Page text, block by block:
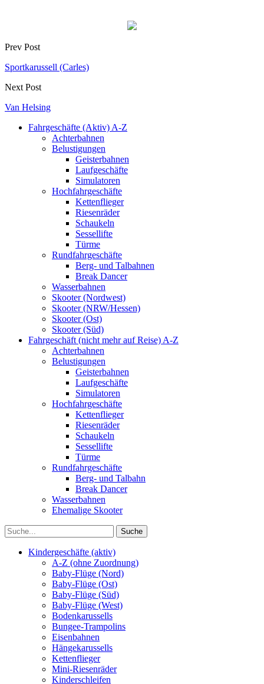
Prev Post
Sportkarussell (Carles)
Next Post
Van Helsing
Fahrgeschäfte (Aktiv) A-Z
Achterbahnen
Belustigungen
Geisterbahnen
Laufgeschäfte
Simulatoren
Hochfahrgeschäfte
Kettenflieger
Riesenräder
Schaukeln
Sessellifte
Türme
Rundfahrgeschäfte
Berg- und Talbahnen
Break Dancer
Wasserbahnen
Skooter (Nordwest)
Skooter (NRW/Hessen)
Skooter (Ost)
Skooter (Süd)
Fahrgeschäft (nicht mehr auf Reise) A-Z
Achterbahnen
Belustigungen
Geisterbahnen
Laufgeschäfte
Simulatoren
Hochfahrgeschäfte
Kettenflieger
Riesenräder
Schaukeln
Sessellifte
Türme
Rundfahrgeschäfte
Berg- und Talbahn
Break Dancer
Wasserbahnen
Ehemalige Skooter
Kindergeschäfte (aktiv)
A-Z (ohne Zuordnung)
Baby-Flüge (Nord)
Baby-Flüge (Ost)
Baby-Flüge (Süd)
Baby-Flüge (West)
Bodenkarussells
Bungee-Trampolins
Eisenbahnen
Hängekarussells
Kettenflieger
Mini-Riesenräder
Kinderschleifen